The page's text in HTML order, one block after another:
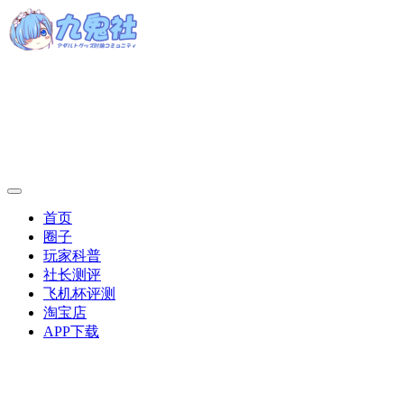
首页
圈子
玩家科普
社长测评
飞机杯评测
淘宝店
APP下载